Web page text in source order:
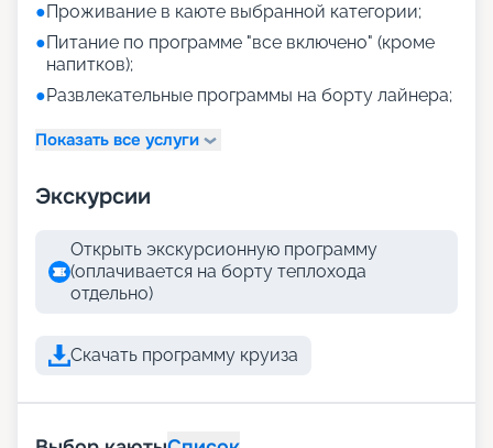
●Проживание в каюте выбранной категории;
●Питание по программе "все включено" (кроме
напитков);
●Развлекательные программы на борту лайнера;
Показать все услуги
Экскурсии
Открыть экскурсионную программу
(оплачивается на борту теплохода
отдельно)
Скачать программу круиза